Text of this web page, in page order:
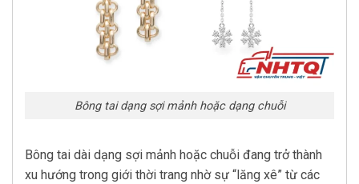
Bông tai dạng sợi mảnh hoặc dạng chuỗi
Bông tai dài dạng sợi mảnh hoặc chuỗi đang trở thành
xu hướng trong giới thời trang nhờ sự “lăng xê” từ các